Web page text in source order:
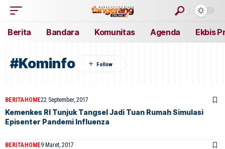
Berita Bandara Komunitas Agenda Ekbis
#Kominfo
BERITAHOME22 September, 2017
Kemenkes RI Tunjuk Tangsel Jadi Tuan Rumah Simulasi
Episenter Pandemi Influenza
BERITAHOME9 Maret, 2017